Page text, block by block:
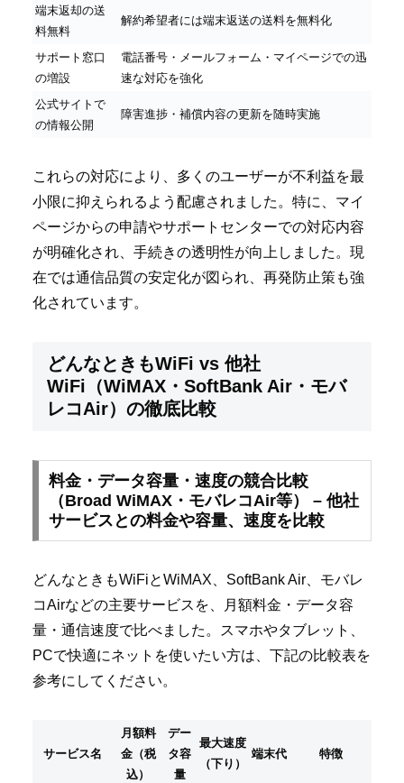
端末返却の送
料無料
解約希望者には端末返送の送料を無料化
サポート窓口
の増設
電話番号・メールフォーム・マイページでの迅
速な対応を強化
公式サイトで
の情報公開
障害進捗・補償内容の更新を随時実施
これらの対応により、多くのユーザーが不利益を最
小限に抑えられるよう配慮されました。特に、マイ
ページからの申請やサポートセンターでの対応内容
が明確化され、手続きの透明性が向上しました。現
在では通信品質の安定化が図られ、再発防止策も強
化されています。
どんなときもWiFi vs 他社
WiFi（WiMAX・SoftBank Air・モバ
レコAir）の徹底比較
料金・データ容量・速度の競合比較
（Broad WiMAX・モバレコAir等） – 他社
サービスとの料金や容量、速度を比較
どんなときもWiFiとWiMAX、SoftBank Air、モバレ
コAirなどの主要サービスを、月額料金・データ容
量・通信速度で比べました。スマホやタブレット、
PCで快適にネットを使いたい方は、下記の比較表を
参考にしてください。
サービス名
月額料
金（税
込）
デー
タ容
量
最大速度
（下り）
端末代 特徴